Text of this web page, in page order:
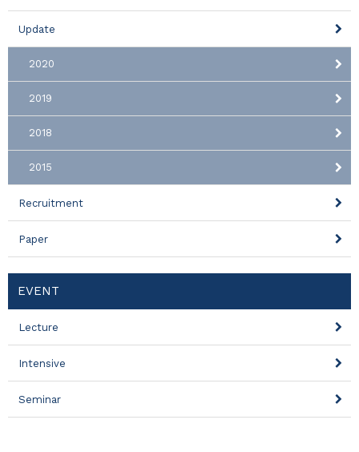
Update
2020
2019
2018
2015
Recruitment
Paper
EVENT
Lecture
Intensive
Seminar